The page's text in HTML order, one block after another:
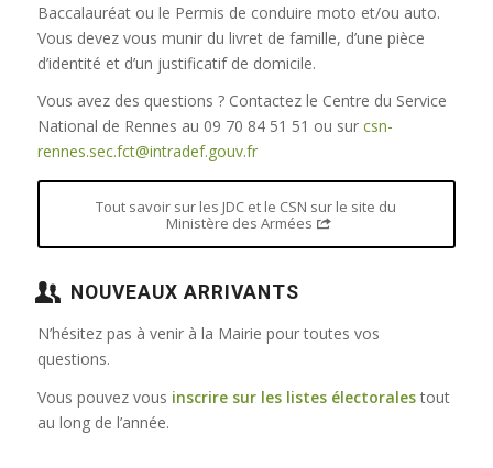
Baccalauréat ou le Permis de conduire moto et/ou auto.
Vous devez vous munir du livret de famille, d’une pièce
d’identité et d’un justificatif de domicile.
Vous avez des questions ? Contactez le Centre du Service
National de Rennes au 09 70 84 51 51 ou sur csn-
rennes.sec.fct@intradef.gouv.fr
Tout savoir sur les JDC et le CSN sur le site du
Ministère des Armées
NOUVEAUX ARRIVANTS
N’hésitez pas à venir à la Mairie pour toutes vos
questions.
Vous pouvez vous inscrire sur les listes électoralestout
au long de l’année.